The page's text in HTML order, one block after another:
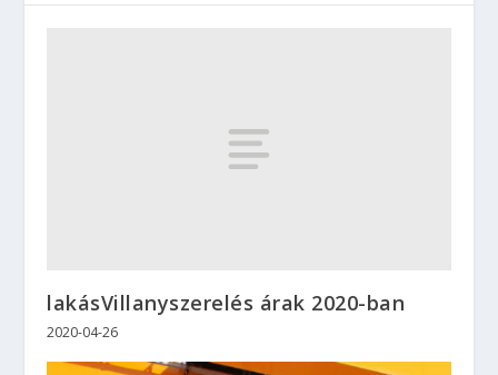
lakásVillanyszerelés árak 2020-ban
2020-04-26